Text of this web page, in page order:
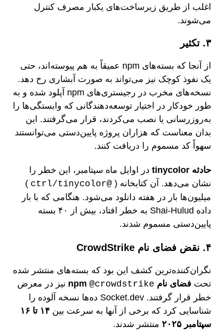
اغلب از طریق زیرساخت‌های یکبار مصرف کنترل
می‌شوند.
۳. تکثیر
از آنجا که بسته‌های npm عمیقاً به هم پیوسته‌اند، حتی
یک نفوذ کوچک نیز می‌تواند به صورت آبشاری رخ دهد.
نسخه‌های مخرب در رجیستری‌های npm آپلود شده و به
طور خودکار در اختیار توسعه‌دهندگانی که وابستگی‌ها را
به‌روزرسانی یا نصب می‌کردند، قرار می‌گرفتند. این
بدان معناست که هزاران پروژه پایین‌دستی می‌توانستند
سهواً کد مسموم را دریافت کنند.
حادثه tinycolor
در اوایل ماه سپتامبر، این خطر را
نشان می‌دهد. آن کتابخانه ( @ctrl/tinycolor
)
میلیون‌ها بار در هفته دانلود می‌شود. هنگامی که با بار
داده Shai-Hulud به خطر افتاد، بیش از ۴۰ بسته
پایین‌دستی مسموم شدند.
۴. نقض فضای نام CrowdStrike
نگران‌کننده‌ترین کشف این بود که بسته‌های منتشر شده
تحت فضای نام npm @crowdstrike
نیز در معرض
خطر قرار گرفتند. Socket.dev ده‌ها نسخه آلوده را
شناسایی کرد که برخی از آنها به سرعت بین
۱۴ تا ۱۶
سپتامبر ۲۰۲۵
منتشر شدند.